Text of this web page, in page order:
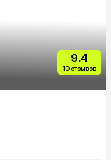
9.4
10 отзывов